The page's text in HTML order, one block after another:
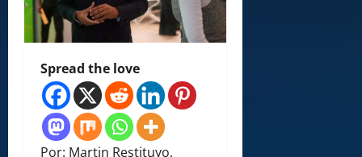
Spread the love
Por: Martin Restituyo.